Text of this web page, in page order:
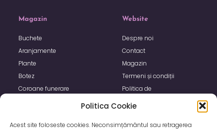
Politica Cookie
Acest site foloseste cookies. Neconsimțământul sau retragerea
Magazin
Buchete
Aranjamente
Plante
Botez
Coroane funerare
Website
Despre noi
Contact
Magazin
Termeni și condiții
Politica de
Politica de utilizare Cookie